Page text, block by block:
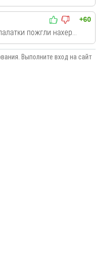
+60
пожгли нахер...
Выполните вход на сайт